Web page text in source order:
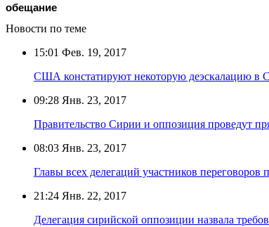
обещание
Новости по теме
15:01 Фев. 19, 2017
США констатируют некоторую деэскалацию в
09:28 Янв. 23, 2017
Правительство Сирии и оппозиция проведут
08:03 Янв. 23, 2017
Главы всех делегаций участников
21:24 Янв. 22, 2017
Делегация сирийской оппозиции назвала